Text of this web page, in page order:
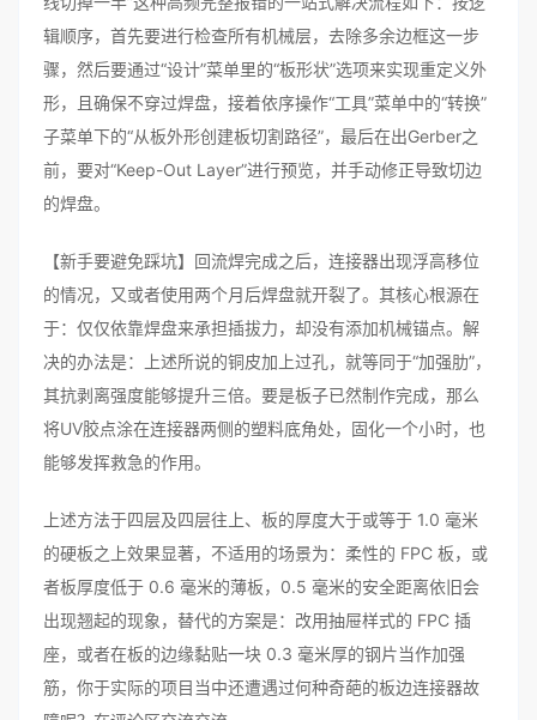
辑顺序，首先要进行检查所有机械层，去除多余边框这一步
骤，然后要通过“设计”菜单里的“板形状”选项来实现重定义外
形，且确保不穿过焊盘，接着依序操作“工具”菜单中的“转换”
子菜单下的“从板外形创建板切割路径”，最后在出Gerber之
前，要对“Keep-Out Layer”进行预览，并手动修正导致切边
的焊盘。
【新手要避免踩坑】回流焊完成之后，连接器出现浮高移位
的情况，又或者使用两个月后焊盘就开裂了。其核心根源在
于：仅仅依靠焊盘来承担插拔力，却没有添加机械锚点。解
决的办法是：上述所说的铜皮加上过孔，就等同于“加强肋”，
其抗剥离强度能够提升三倍。要是板子已然制作完成，那么
将UV胶点涂在连接器两侧的塑料底角处，固化一个小时，也
能够发挥救急的作用。
上述方法于四层及四层往上、板的厚度大于或等于 1.0 毫米
的硬板之上效果显著，不适用的场景为：柔性的 FPC 板，或
者板厚度低于 0.6 毫米的薄板，0.5 毫米的安全距离依旧会
出现翘起的现象，替代的方案是：改用抽屉样式的 FPC 插
座，或者在板的边缘黏贴一块 0.3 毫米厚的钢片当作加强
筋，你于实际的项目当中还遭遇过何种奇葩的板边连接器故